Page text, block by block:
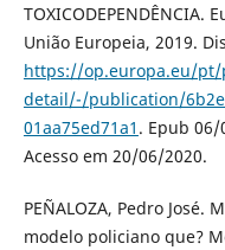
TOXICODEPENDÊNCIA.
União Europeia, 2019.
https://op.europa.eu/
detail/-/publication/
01aa75ed71a1 . Epub 06/
Acesso em 20/06/2020.
PEÑALOZA, Pedro José.
modelo policiano que?